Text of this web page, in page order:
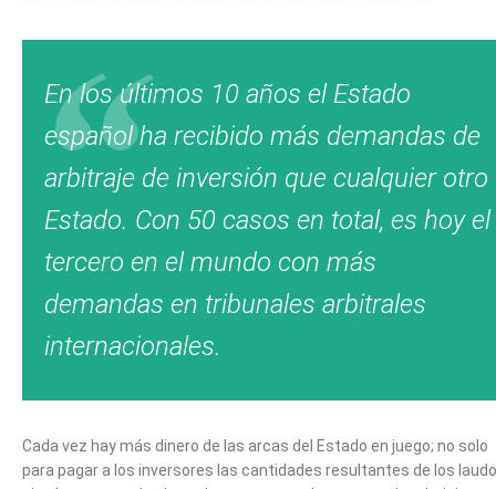
En los últimos 10 años el Estado
español ha recibido más demandas de
arbitraje de inversión que cualquier otro
Estado. Con 50 casos en total, es hoy el
tercero en el mundo con más
demandas en tribunales arbitrales
internacionales.
Cada vez hay más dinero de las arcas del Estado en juego; no solo
para pagar a los inversores las cantidades resultantes de los